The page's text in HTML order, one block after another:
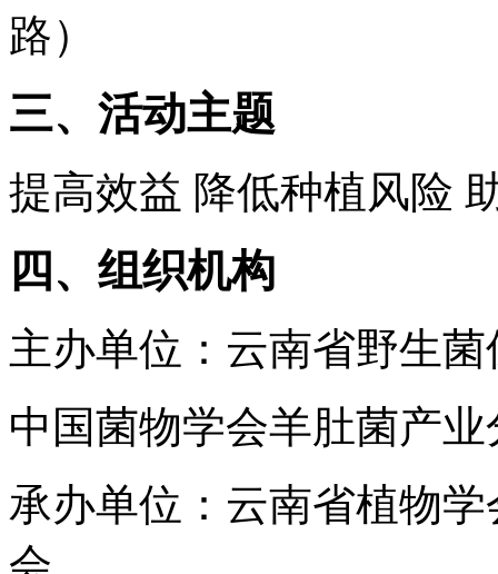
路）
三、活动主题
提高效益 降低种植风险
四、组织机构
主办单位：云南省野生
中国菌物学会羊肚菌产业
承办单位：云南省植物
会